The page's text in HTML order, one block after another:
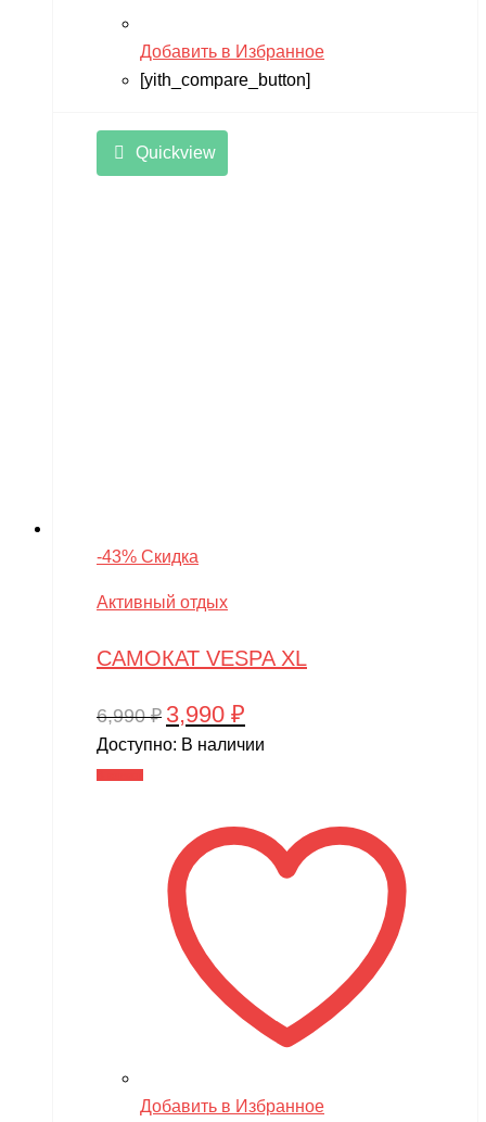
Добавить в Избранное
[yith_compare_button]
Quickview
-43% Скидка
Активный отдых
САМОКАТ VESPA XL
6,990₽ Первоначальная
цена
3,990 ₽
цена:
Доступно: В наличии
Добавить в Избранное